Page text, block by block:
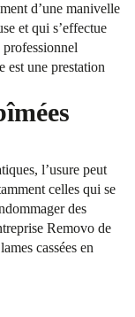
d’une manivelle
et qui s’effectue
est une prestation
l’usure peut
celles qui se
des
Removo de
cassées en